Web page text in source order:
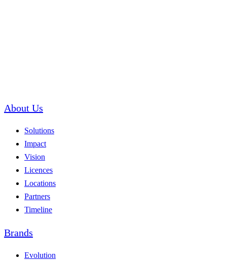
About Us
Solutions
Impact
Vision
Licences
Locations
Partners
Timeline
Brands
Evolution